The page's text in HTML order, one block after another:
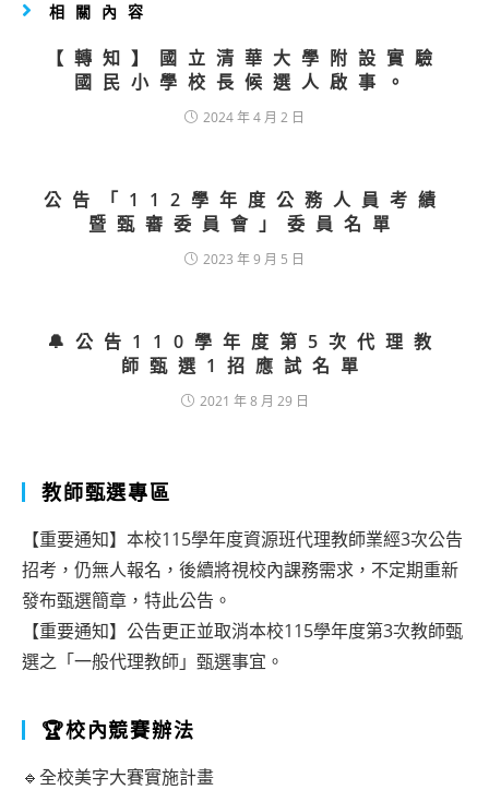
相關內容
【轉知】國立清華大學附設實驗
國民小學校長候選人啟事。
2024 年 4 月 2 日
公告「112學年度公務人員考績
暨甄審委員會」委員名單
2023 年 9 月 5 日
🔔公告110學年度第5次代理教
師甄選1招應試名單
2021 年 8 月 29 日
教師甄選專區
【重要通知】本校115學年度資源班代理教師業經3次公告
招考，仍無人報名，後續將視校內課務需求，不定期重新
發布甄選簡章，特此公告。
【重要通知】公告更正並取消本校115學年度第3次教師甄
選之「一般代理教師」甄選事宜。
🏆校內競賽辦法
🔹全校美字大賽實施計畫